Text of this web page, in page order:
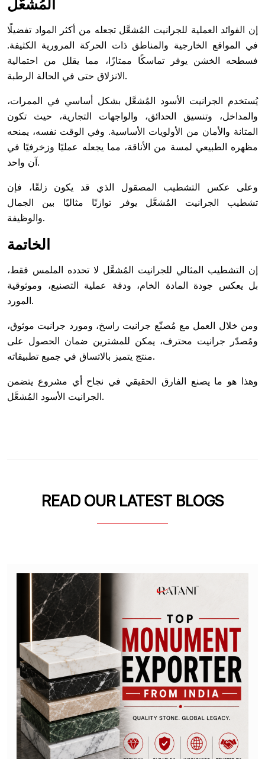
المُشعَّل
إن الفوائد العملية للجرانيت المُشعَّل تجعله من أكثر المواد تفضيلًا
في المواقع الخارجية والمناطق ذات الحركة المرورية الكثيفة.
فسطحه الخشن يوفر تماسكًا ممتازًا، مما يقلل من احتمالية
الانزلاق حتى في الحالة الرطبة.
يُستخدم الجرانيت الأسود المُشعَّل بشكل أساسي في الممرات،
والمداخل، وتنسيق الحدائق، والواجهات التجارية، حيث تكون
المتانة والأمان من الأولويات الأساسية. وفي الوقت نفسه، يمنحه
مظهره الطبيعي لمسة من الأناقة، مما يجعله عمليًا وزخرفيًا في
آن واحد.
وعلى عكس التشطيب المصقول الذي قد يكون زلقًا، فإن
تشطيب الجرانيت المُشعَّل يوفر توازنًا مثاليًا بين الجمال
والوظيفة.
الخاتمة
إن التشطيب المثالي للجرانيت المُشعَّل لا تحدده الملمس فقط،
بل يعكس جودة المادة الخام، ودقة عملية التصنيع، وموثوقية
المورد.
ومن خلال العمل مع مُصنّع جرانيت راسخ، ومورد جرانيت موثوق،
ومُصدّر جرانيت محترف، يمكن للمشترين ضمان الحصول على
منتج يتميز بالاتساق في جميع تطبيقاته.
وهذا هو ما يصنع الفارق الحقيقي في نجاح أي مشروع يتضمن
الجرانيت الأسود المُشعَّل.
READ OUR LATEST BLOGS